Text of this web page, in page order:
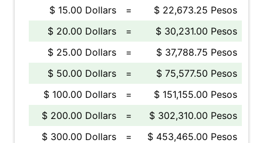
$ 15.00 Dollars
=
$ 22,673.25 Pesos
$ 20.00 Dollars
=
$ 30,231.00 Pesos
$ 25.00 Dollars
=
$ 37,788.75 Pesos
$ 50.00 Dollars
=
$ 75,577.50 Pesos
$ 100.00 Dollars
=
$ 151,155.00 Pesos
$ 200.00 Dollars
=
$ 302,310.00 Pesos
$ 300.00 Dollars
=
$ 453,465.00 Pesos